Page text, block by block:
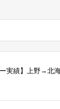
ー実績】上野→北